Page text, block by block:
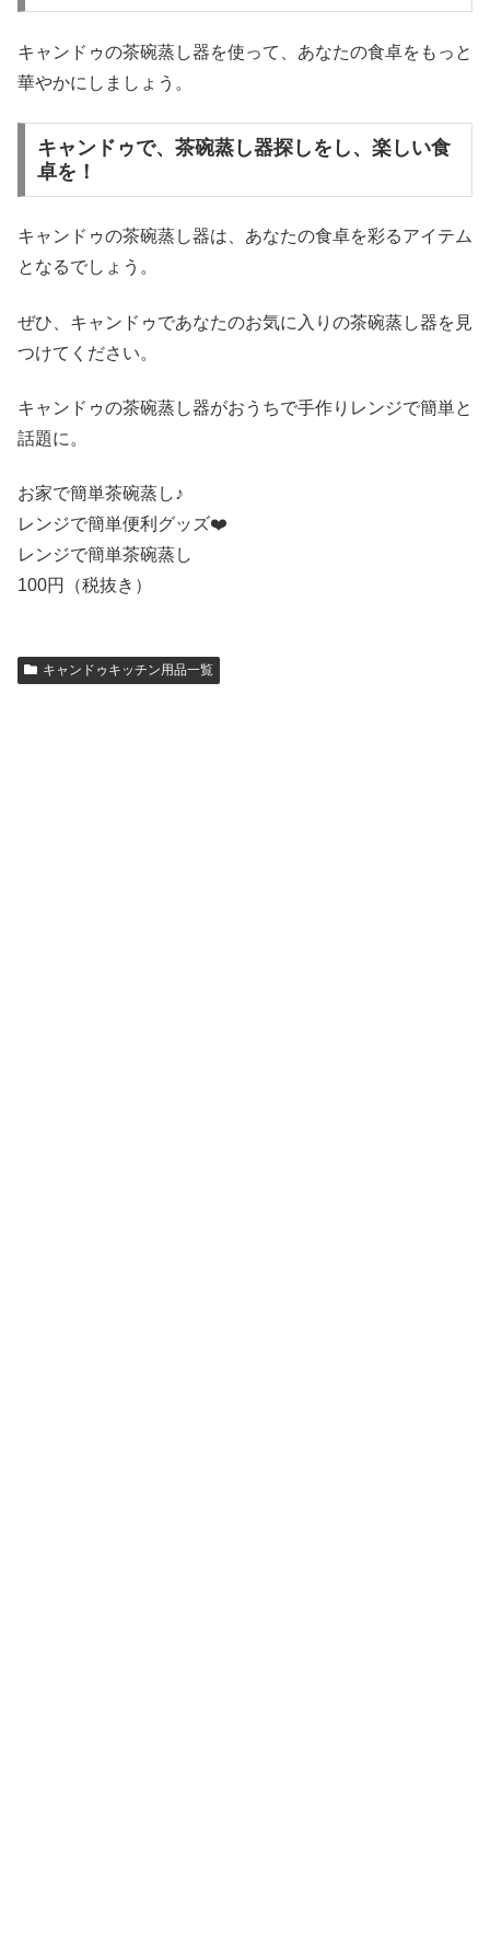
キャンドゥの茶碗蒸し器を使って、あなたの食卓をもっと
華やかにしましょう。
キャンドゥで、茶碗蒸し器探しをし、楽しい食
卓を！
キャンドゥの茶碗蒸し器は、あなたの食卓を彩るアイテム
となるでしょう。
ぜひ、キャンドゥであなたのお気に入りの茶碗蒸し器を見
つけてください。
キャンドゥの茶碗蒸し器がおうちで手作りレンジで簡単と
話題に。
お家で簡単茶碗蒸し♪
レンジで簡単便利グッズ❤️
レンジで簡単茶碗蒸し
100円（税抜き）
キャンドゥキッチン用品一覧